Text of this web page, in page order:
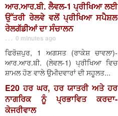
ਆਰ.ਆਰ.ਬੀ. ਲੈਵਲ-1 ਪ੍ਰੀਖਿਆ ਲਈ
ਉੱਤਰੀ ਰੇਲਵੇ ਵਲੋਂ ਪ੍ਰੀਖਿਆ ਸਪੈਸ਼ਲ
ਰੇਲਗੱਡੀਆਂ ਦਾ ਸੰਚਾਲਨ
. . . 0 minutes ago
ਫਿਰੋਜ਼ਪੁਰ, 1 ਅਗਸਤ (ਰਾਕੇਸ਼ ਚਾਵਲਾ)-
ਆਰ.ਆਰ.ਬੀ. (ਲੇਵਲ-1) ਪ੍ਰੀਖਿਆ ਵਿਚ
ਸ਼ਾਮਲ ਹੋਣ ਵਾਲੇ ਉਮੀਦਵਾਰਾਂ ਦੀ ਸਹੂਲਤ...
E20 ਹਰ ਘਰ, ਹਰ ਯਾਤਰੀ ਅਤੇ ਹਰ
ਨਾਗਰਿਕ ਨੂੰ ਪ੍ਰਭਾਵਿਤ ਕਰਦਾ-
ਕੇਜਰੀਵਾਲ